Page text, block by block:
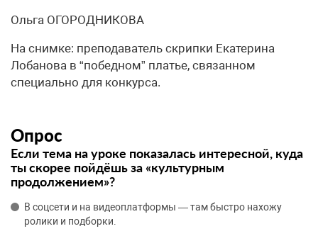
Ольга ОГОРОДНИКОВА
На снимке: преподаватель скрипки Екатерина
Лобанова в “победном” платье, связанном
специально для конкурса.
Опрос
Если тема на уроке показалась интересной, куда
ты скорее пойдёшь за «культурным
продолжением»?
В соцсети и на видеоплатформы — там быстро нахожу
ролики и подборки.